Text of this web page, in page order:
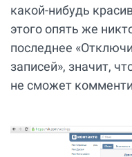
какой-нибудь
этого опять же
последнее
записей», значит,
не сможет